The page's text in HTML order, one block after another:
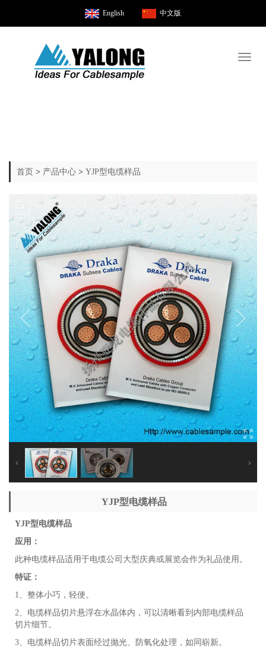
English 中文版
首页 > 产品中心 > YJP型电缆样品
YJP型电缆样品
YJP型电缆样品
应用：
此种电缆样品适用于电缆公司大型庆典或展览会作为礼品使用。
特证：
1、整体小巧，轻便。
2、电缆样品切片悬浮在水晶体内，可以清晰看到内部电缆样品
切片细节。
3、电缆样品切片表面经过抛光、防氧化处理，如同崭新。